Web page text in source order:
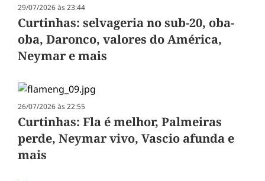
29/07/2026 às 23:44
Curtinhas: selvageria no sub-20, oba-
oba, Daronco, valores do América,
Neymar e mais
26/07/2026 às 22:55
Curtinhas: Fla é melhor, Palmeiras
perde, Neymar vivo, Vascio afunda e
mais